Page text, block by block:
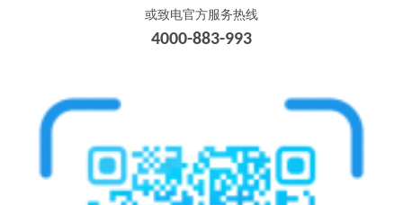
或致电官方服务热线
4000-883-993